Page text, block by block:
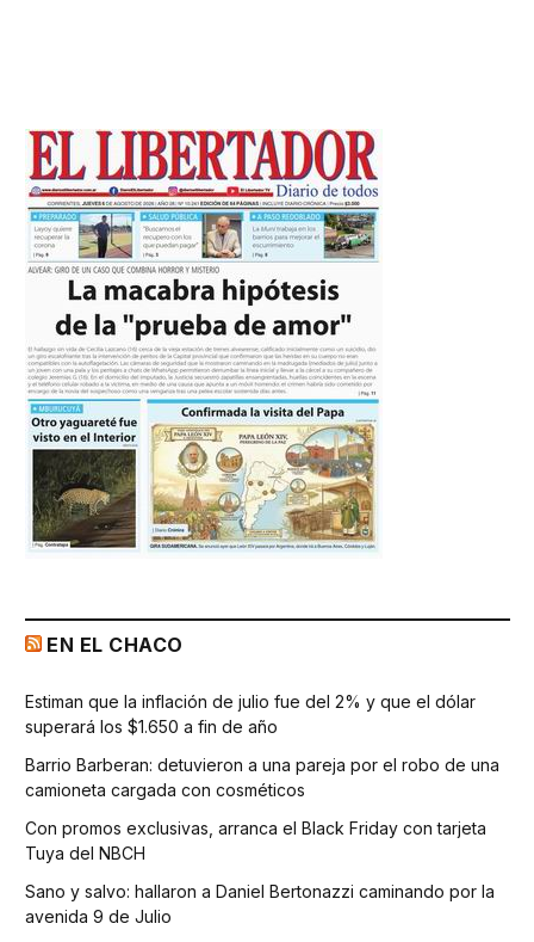
EN EL CHACO
Estiman que la inflación de julio fue del 2% y que el dólar
superará los $1.650 a fin de año
Barrio Barberan: detuvieron a una pareja por el robo de una
camioneta cargada con cosméticos
Con promos exclusivas, arranca el Black Friday con tarjeta
Tuya del NBCH
Sano y salvo: hallaron a Daniel Bertonazzi caminando por la
avenida 9 de Julio